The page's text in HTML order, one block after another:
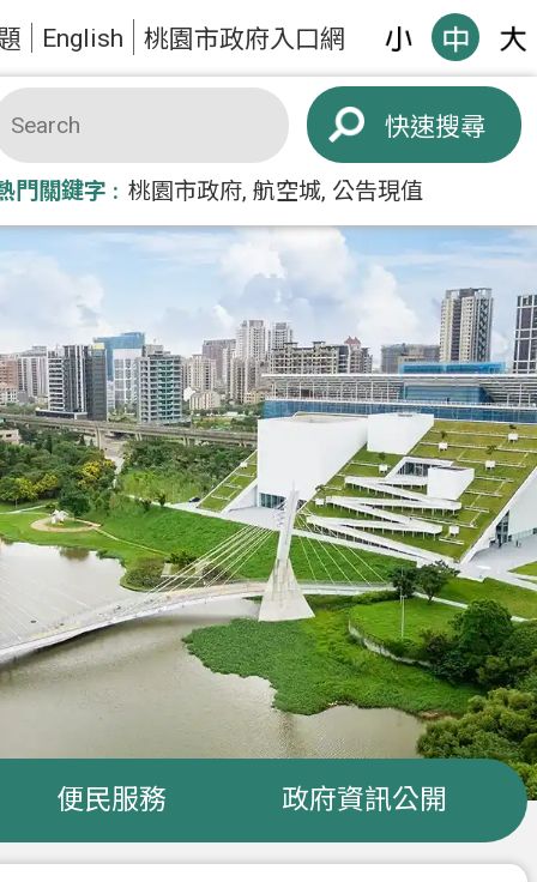
English 桃園市政府入口網
搜尋
門關鍵字 桃園市政府 航空城 公告現值
便民服務 政府資訊公開